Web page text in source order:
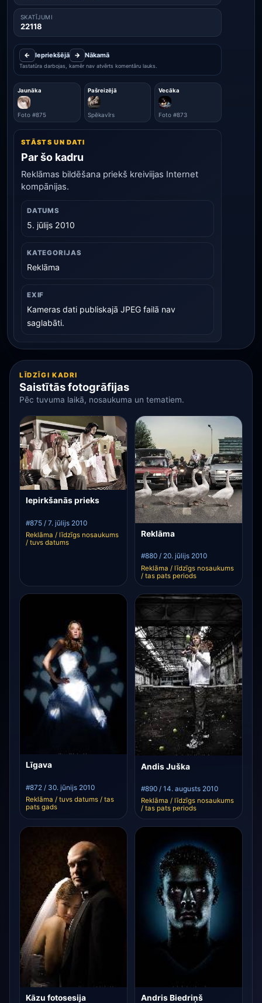
SKATĪJUMI
22118
← Iepriekšējā → Nākamā
Tastatūra darbojas, kamēr nav atvērts komentāru lauks.
Jaunāka
Foto #875
Pašreizējā
Spēkavīrs
Vecāka
Foto #873
STĀSTS UN DATI
Par šo kadru
Reklāmas bildēšana priekš kreiviijas Internet
kompānijas.
DATUMS
5. jūlijs 2010
KATEGORIJAS
Reklāma
EXIF
Kameras dati publiskajā JPEG failā nav
saglabāti.
LĪDZĪGI KADRI
Saistītās fotogrāfijas
Pēc tuvuma laikā, nosaukuma un tematiem.
Iepirkšanās prieks
#875 / 7. jūlijs 2010
Reklāma / līdzīgs nosaukums
/ tuvs datums
Reklāma
#880 / 20. jūlijs 2010
Reklāma / līdzīgs nosaukums
/ tas pats periods
Līgava
#872 / 30. jūnijs 2010
Reklāma / tuvs datums / tas
pats gads
Andis Juška
#890 / 14. augusts 2010
Reklāma / līdzīgs nosaukums
/ tas pats periods
Kāzu fotosesija Andris Biedriņš